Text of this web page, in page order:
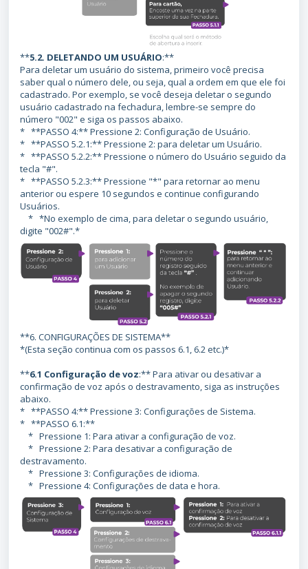
**5.2. DELETANDO UM USUÁRIO:**
Para deletar um usuário do sistema, primeiro você precisa
saber qual o número dele, ou seja, qual a ordem em que ele foi
cadastrado. Por exemplo, se você deseja deletar o segundo
usuário cadastrado na fechadura, lembre-se sempre do
número "002" e siga os passos abaixo.
* **PASSO 4:** Pressione 2: Configuração de Usuário.
* **PASSO 5.2.1:** Pressione 2: para deletar um Usuário.
* **PASSO 5.2.2:** Pressione o número do Usuário seguido da
tecla "#".
* **PASSO 5.2.3:** Pressione "*" para retornar ao menu
anterior ou espere 10 segundos e continue configurando
Usuários.
* *No exemplo de cima, para deletar o segundo usuário,
digite "002#".*
**6. CONFIGURAÇÕES DE SISTEMA**
*(Esta seção continua com os passos 6.1, 6.2 etc.)*
**6.1 Configuração de voz:** Para ativar ou desativar a
confirmação de voz após o destravamento, siga as instruções
abaixo.
* **PASSO 4:** Pressione 3: Configurações de Sistema.
* **PASSO 6.1:**
* Pressione 1: Para ativar a configuração de voz.
* Pressione 2: Para desativar a configuração de
destravamento.
* Pressione 3: Configurações de idioma.
* Pressione 4: Configurações de data e hora.